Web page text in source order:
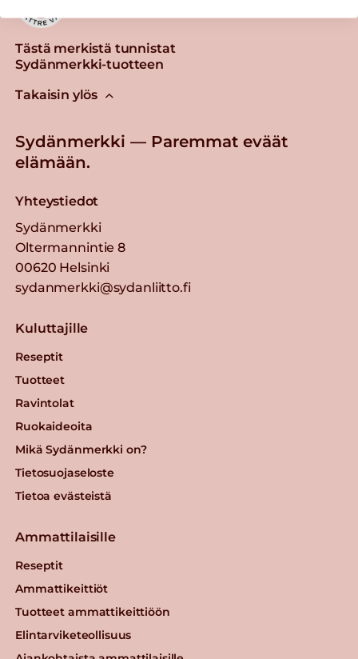
Tästä merkistä tunnistat
Sydänmerkki-tuotteen
Takaisin ylös
Sydänmerkki — Paremmat eväät
elämään.
Yhteystiedot
Sydänmerkki
Oltermannintie 8
00620 Helsinki
sydanmerkki@sydanliitto.fi
Kuluttajille
Reseptit
Tuotteet
Ravintolat
Ruokaideoita
Mikä Sydänmerkki on?
Tietosuojaseloste
Tietoa evästeistä
Ammattilaisille
Reseptit
Ammattikeittiöt
Tuotteet ammattikeittiöön
Elintarviketeollisuus